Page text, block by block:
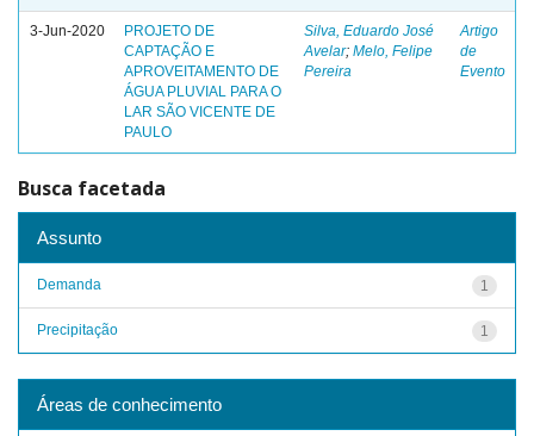
3-Jun-2020
PROJETO DE
CAPTAÇÃO E
APROVEITAMENTO DE
ÁGUA PLUVIAL PARA O
LAR SÃO VICENTE DE
PAULO
Silva, Eduardo José
Avelar; Melo, Felipe
Pereira
Artigo
de
Evento
Busca facetada
Assunto
1
Demanda
1
Precipitação
Áreas de conhecimento